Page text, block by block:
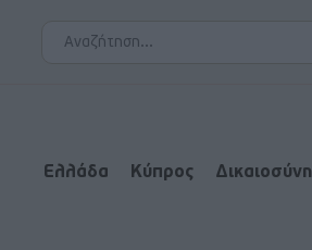
Ελλάδα Κύπρος Δικαιοσύνη